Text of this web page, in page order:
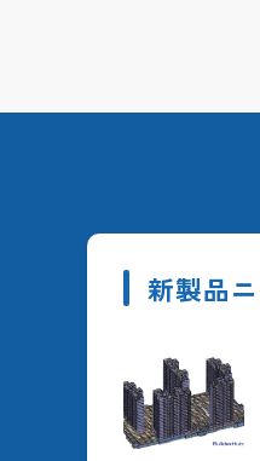
新製品